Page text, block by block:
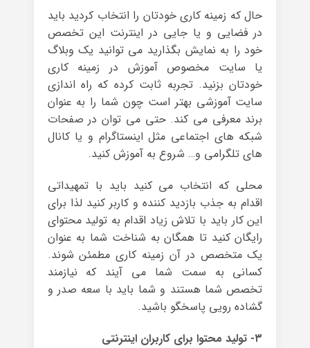
حال که زمینه کاری خودتان را انتخاب کردید باید
در فضایی و یا جایی در اینترنت این تخصص
خود را به نمایش بگذارید می توانید یک وبلاگ
یا سایت مخصوص آموزش در زمینه کاری
خودتان بزنید. تجربه ثابت کرده که راه اندازی
سایت آموزشی بهتر است چون شما را به عنوان
برند معرفی می کند. حتی می توان در صفحات
شبکه های اجتماعی مثل اینستاگرام و یا کانال
های تلگرامی و… شروع به آموزش کنید.
محلی که انتخاب می کنید باید با تمهیداتی
اقدام به جذب بازدید کننده و کاربر کنید لذا برای
این کار باید با تلاش زیاد اقدام به تولید محتوای
رایگان کنید تا همگان به شناخت شما به عنوان
یک متخصص در آن زمینه کاری مطمئن شوند.
کسانی به سمت شما می آیند که نیازمند
تخصص شما هستند و شما باید با سعه صدر و
گشاده رویی پاسخگو باشید.
۳- تولید محتوا برای کاربران اینترنتی